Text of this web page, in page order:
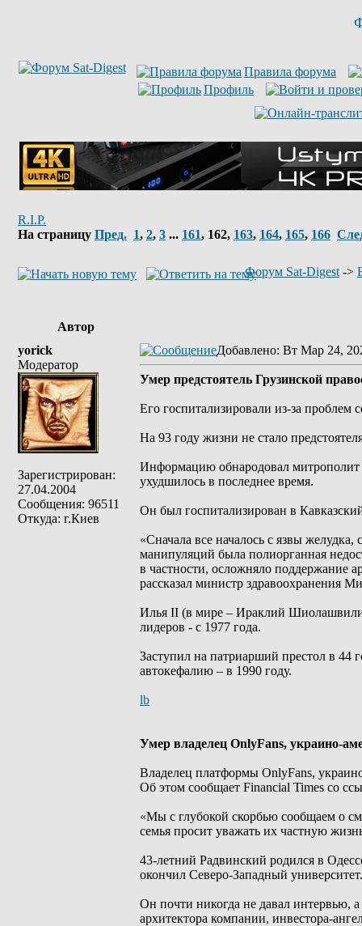
Правила форума
Профиль
R.I.P.
На страницу Пред. 1, 2, 3 ... 161, 162, 163, 164, 165, 166
Форум Sat-Digest ->
Автор
yorick
Модератор
Зарегистрирован:
27.04.2004
Сообщения: 96511
Откуда: г.Киев
Добавлено: Вт Мар 24,
Умер предстоятель Грузинской
Его госпитализировали из-за проблем
На 93 году жизни не стало
Информацию обнародовал
ухудшилось в последнее время.
Он был госпитализирован в
«Сначала все началось с язвы
манипуляций была полиорганная
в частности, осложняло поддержание
рассказал министр здравоохранения
Илья II (в мире – Ираклий Шиолашвили)
лидеров - с 1977 года.
Заступил на патриарший престол в 44
автокефалию – в 1990 году.
lb
Умер владелец OnlyFans, украино-
Владелец платформы OnlyFans,
Об этом сообщает Financial Times со
«Мы с глубокой скорбью сообщаем о
семья просит уважать их частную
43-летний Радвинский родился в
окончил Северо-Западный университет.
Он почти никогда не давал интервью,
архитектора компании, инвестора-